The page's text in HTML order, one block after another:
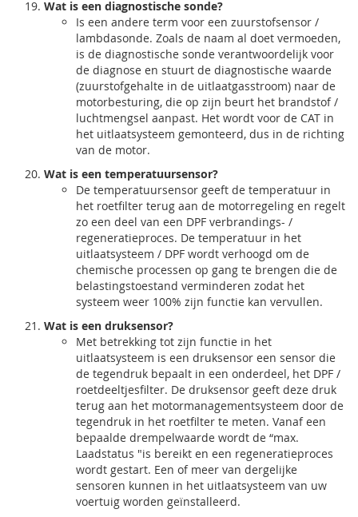
Wat is een diagnostische sonde?
Is een andere term voor een zuurstofsensor /
lambdasonde. Zoals de naam al doet vermoeden,
is de diagnostische sonde verantwoordelijk voor
de diagnose en stuurt de diagnostische waarde
(zuurstofgehalte in de uitlaatgasstroom) naar de
motorbesturing, die op zijn beurt het brandstof /
luchtmengsel aanpast. Het wordt voor de CAT in
het uitlaatsysteem gemonteerd, dus in de richting
van de motor.
Wat is een temperatuursensor?
De temperatuursensor geeft de temperatuur in
het roetfilter terug aan de motorregeling en regelt
zo een deel van een DPF verbrandings- /
regeneratieproces. De temperatuur in het
uitlaatsysteem / DPF wordt verhoogd om de
chemische processen op gang te brengen die de
belastingstoestand verminderen zodat het
systeem weer 100% zijn functie kan vervullen.
Wat is een druksensor?
Met betrekking tot zijn functie in het
uitlaatsysteem is een druksensor een sensor die
de tegendruk bepaalt in een onderdeel, het DPF /
roetdeeltjesfilter. De druksensor geeft deze druk
terug aan het motormanagementsysteem door de
tegendruk in het roetfilter te meten. Vanaf een
bepaalde drempelwaarde wordt de “max.
Laadstatus "is bereikt en een regeneratieproces
wordt gestart. Een of meer van dergelijke
sensoren kunnen in het uitlaatsysteem van uw
voertuig worden geïnstalleerd.